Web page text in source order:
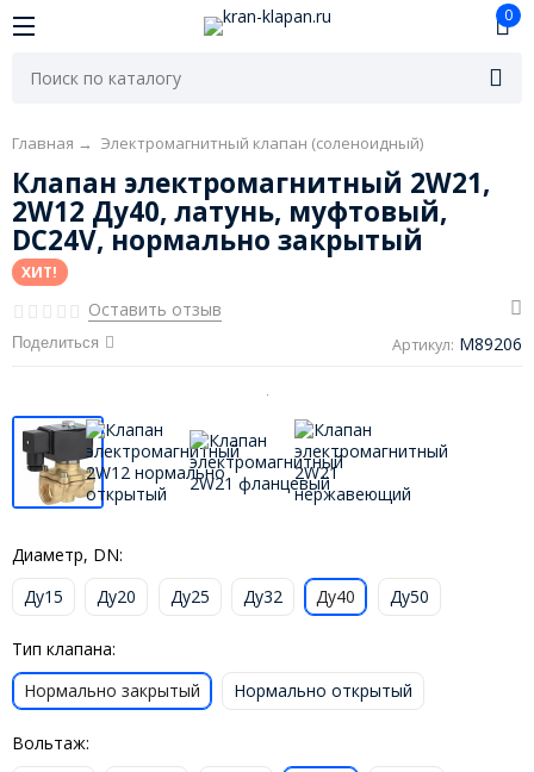
0
Главная → Электромагнитный клапан (соленоидный)
Клапан электромагнитный 2W21,
2W12 Ду40, латунь, муфтовый,
DC24V, нормально закрытый
ХИТ!
Оставить отзыв
Поделиться Артикул: M89206
Диаметр, DN:
Ду15
Ду20 Ду25 Ду32 Ду40 Ду50
Тип клапана:
Нормально закрытый
Нормально открытый
Вольтаж: